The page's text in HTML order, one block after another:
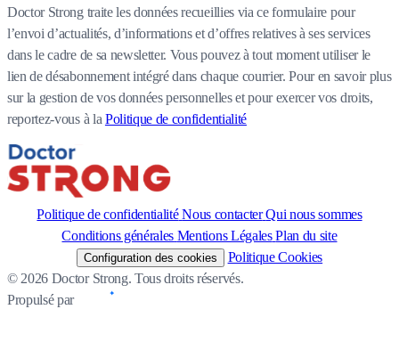
Doctor Strong traite les données recueillies via ce formulaire pour
l’envoi d’actualités, d’informations et d’offres relatives à ses services
dans le cadre de sa newsletter. Vous pouvez à tout moment utiliser le
lien de désabonnement intégré dans chaque courrier. Pour en savoir plus
sur la gestion de vos données personnelles et pour exercer vos droits,
reportez-vous à la Politique de confidentialité
Politique de confidentialité Nous contacter Qui nous sommes
Conditions générales Mentions Légales Plan du site
Configuration des cookies
Politique Cookies
© 2026 Doctor Strong. Tous droits réservés.
Propulsé par